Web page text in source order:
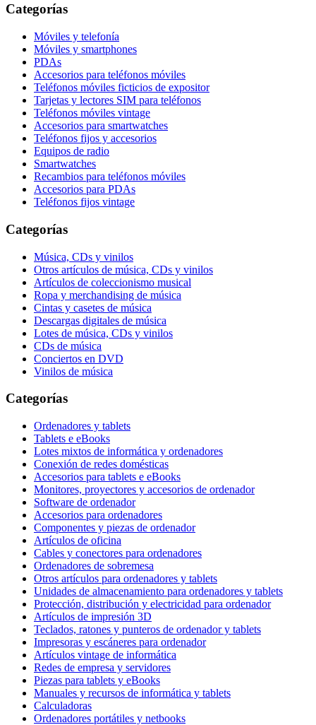
Categorías
Móviles y telefonía
Móviles y smartphones
PDAs
Accesorios para teléfonos móviles
Teléfonos móviles ficticios de expositor
Tarjetas y lectores SIM para teléfonos
Teléfonos móviles vintage
Accesorios para smartwatches
Teléfonos fijos y accesorios
Equipos de radio
Smartwatches
Recambios para teléfonos móviles
Accesorios para PDAs
Teléfonos fijos vintage
Categorías
Música, CDs y vinilos
Otros artículos de música, CDs y vinilos
Artículos de coleccionismo musical
Ropa y merchandising de música
Cintas y casetes de música
Descargas digitales de música
Lotes de música, CDs y vinilos
CDs de música
Conciertos en DVD
Vinilos de música
Categorías
Ordenadores y tablets
Tablets e eBooks
Lotes mixtos de informática y ordenadores
Conexión de redes domésticas
Accesorios para tablets e eBooks
Monitores, proyectores y accesorios de ordenador
Software de ordenador
Accesorios para ordenadores
Componentes y piezas de ordenador
Artículos de oficina
Cables y conectores para ordenadores
Ordenadores de sobremesa
Otros artículos para ordenadores y tablets
Unidades de almacenamiento para ordenadores y tablets
Protección, distribución y electricidad para ordenador
Artículos de impresión 3D
Teclados, ratones y punteros de ordenador y tablets
Impresoras y escáneres para ordenador
Artículos vintage de informática
Redes de empresa y servidores
Piezas para tablets y eBooks
Manuales y recursos de informática y tablets
Calculadoras
Ordenadores portátiles y netbooks